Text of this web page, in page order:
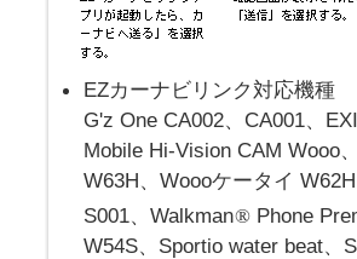
EZカーナビリンク対応機種
G'z One CA002、CA001、
Mobile Hi-Vision CAM Wooo
W63H、Woooケータイ
S001、Walkman®Phone
W54S、Sportio water beat、